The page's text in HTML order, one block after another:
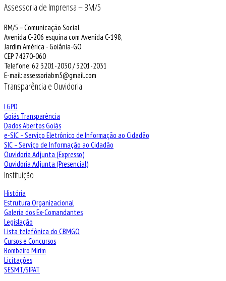
Assessoria de Imprensa – BM/5
BM/5 – Comunicação Social
Avenida C-206 esquina com Avenida C-198,
Jardim América - Goiânia-GO
CEP 74270-060
Telefone: 62 3201-2030 / 3201-2031
E-mail: assessoriabm5@gmail.com
Transparência e Ouvidoria
LGPD
Goiás Transparência
Dados Abertos Goiás
e-SIC – Serviço Eletrônico de Informação ao Cidadão
SIC – Serviço de Informação ao Cidadão
Ouvidoria Adjunta (Expresso)
Ouvidoria Adjunta (Presencial)
Instituição
História
Estrutura Organizacional
Galeria dos Ex-Comandantes
Legislação
Lista telefônica do CBMGO
Cursos e Concursos
Bombeiro Mirim
Licitações
SESMT/SIPAT